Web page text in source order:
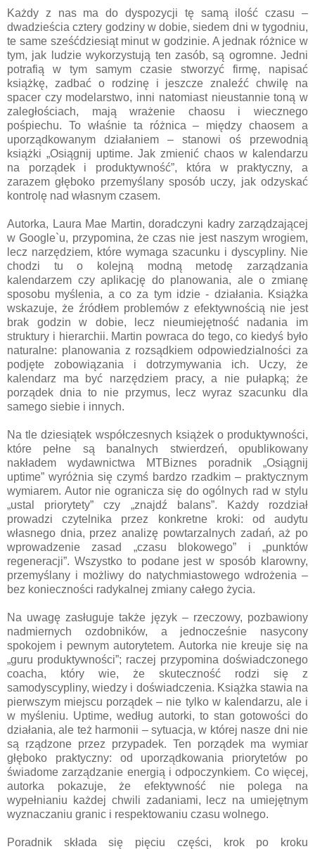
Każdy z nas ma do dyspozycji tę samą ilość czasu –
dwadzieścia cztery godziny w dobie, siedem dni w tygodniu,
te same sześćdziesiąt minut w godzinie. A jednak różnice w
tym, jak ludzie wykorzystują ten zasób, są ogromne. Jedni
potrafią w tym samym czasie stworzyć firmę, napisać
książkę, zadbać o rodzinę i jeszcze znaleźć chwilę na
spacer czy modelarstwo, inni natomiast nieustannie toną w
zaległościach, mają wrażenie chaosu i wiecznego
pośpiechu. To właśnie ta różnica – między chaosem a
uporządkowanym działaniem – stanowi oś przewodnią
książki „Osiągnij uptime. Jak zmienić chaos w kalendarzu
na porządek i produktywność”, która w praktyczny, a
zarazem głęboko przemyślany sposób uczy, jak odzyskać
kontrolę nad własnym czasem.
Autorka, Laura Mae Martin, doradczyni kadry zarządzającej
w Google`u, przypomina, że czas nie jest naszym wrogiem,
lecz narzędziem, które wymaga szacunku i dyscypliny. Nie
chodzi tu o kolejną modną metodę zarządzania
kalendarzem czy aplikację do planowania, ale o zmianę
sposobu myślenia, a co za tym idzie - działania. Książka
wskazuje, że źródłem problemów z efektywnością nie jest
brak godzin w dobie, lecz nieumiejętność nadania im
struktury i hierarchii. Martin powraca do tego, co kiedyś było
naturalne: planowania z rozsądkiem odpowiedzialności za
podjęte zobowiązania i dotrzymywania ich. Uczy, że
kalendarz ma być narzędziem pracy, a nie pułapką; że
porządek dnia to nie przymus, lecz wyraz szacunku dla
samego siebie i innych.
Na tle dziesiątek współczesnych książek o produktywności,
które pełne są banalnych stwierdzeń, opublikowany
nakładem wydawnictwa MTBiznes poradnik „Osiągnij
uptime” wyróżnia się czymś bardzo rzadkim – praktycznym
wymiarem. Autor nie ogranicza się do ogólnych rad w stylu
„ustal priorytety” czy „znajdź balans”. Każdy rozdział
prowadzi czytelnika przez konkretne kroki: od audytu
własnego dnia, przez analizę powtarzalnych zadań, aż po
wprowadzenie zasad „czasu blokowego” i „punktów
regeneracji”. Wszystko to podane jest w sposób klarowny,
przemyślany i możliwy do natychmiastowego wdrożenia –
bez konieczności radykalnej zmiany całego życia.
Na uwagę zasługuje także język – rzeczowy, pozbawiony
nadmiernych ozdobników, a jednocześnie nasycony
spokojem i pewnym autorytetem. Autorka nie kreuje się na
„guru produktywności”; raczej przypomina doświadczonego
coacha, który wie, że skuteczność rodzi się z
samodyscypliny, wiedzy i doświadczenia. Książka stawia na
pierwszym miejscu porządek – nie tylko w kalendarzu, ale i
w myśleniu. Uptime, według autorki, to stan gotowości do
działania, ale też harmonii – sytuacja, w której nasze dni nie
są rządzone przez przypadek. Ten porządek ma wymiar
głęboko praktyczny: od uporządkowania priorytetów po
świadome zarządzanie energią i odpoczynkiem. Co więcej,
autorka pokazuje, że efektywność nie polega na
wypełnianiu każdej chwili zadaniami, lecz na umiejętnym
wyznaczaniu granic i respektowaniu czasu wolnego.
Poradnik składa się pięciu części, krok po kroku